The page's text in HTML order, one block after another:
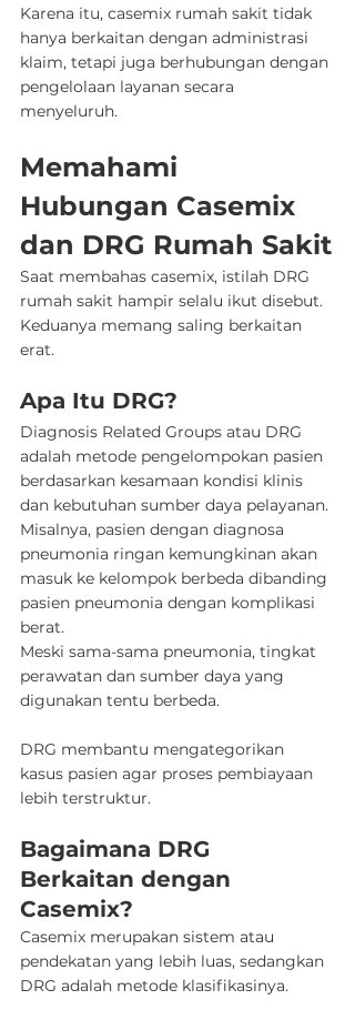
Karena itu, casemix rumah sakit tidak
hanya berkaitan dengan administrasi
klaim, tetapi juga berhubungan dengan
pengelolaan layanan secara
menyeluruh.
Memahami
Hubungan Casemix
dan DRG Rumah Sakit
Saat membahas casemix, istilah DRG
rumah sakit hampir selalu ikut disebut.
Keduanya memang saling berkaitan
erat.
Apa Itu DRG?
Diagnosis Related Groups atau DRG
adalah metode pengelompokan pasien
berdasarkan kesamaan kondisi klinis
dan kebutuhan sumber daya pelayanan.
Misalnya, pasien dengan diagnosa
pneumonia ringan kemungkinan akan
masuk ke kelompok berbeda dibanding
pasien pneumonia dengan komplikasi
berat.
Meski sama-sama pneumonia, tingkat
perawatan dan sumber daya yang
digunakan tentu berbeda.
DRG membantu mengategorikan
kasus pasien agar proses pembiayaan
lebih terstruktur.
Bagaimana DRG
Berkaitan dengan
Casemix?
Casemix merupakan sistem atau
pendekatan yang lebih luas, sedangkan
DRG adalah metode klasifikasinya.